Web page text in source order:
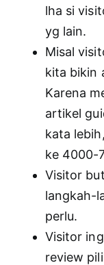
lha si
yg lain.
Misal
kita bikin
Karena
artikel
kata
ke 4000-
Visitor
langkah-
perlu.
Visitor
review